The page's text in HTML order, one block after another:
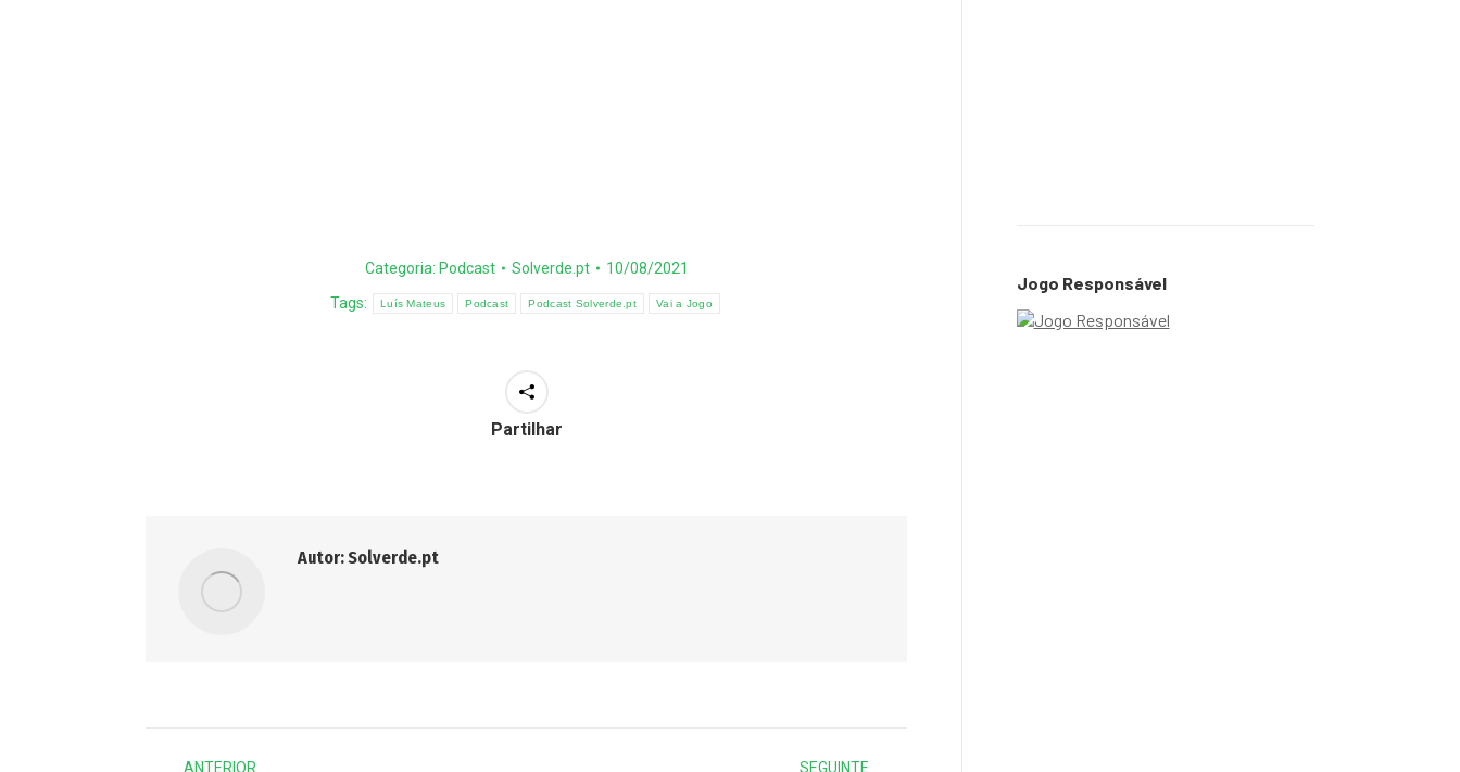
Categoria: Podcast Solverde.pt 10/08/2021
Tags: Luís Mateus Podcast Podcast Solverde.pt Vai a Jogo
Partilhar
Autor:Solverde.pt
ANTERIOR SEGUINTE
Jogo Responsável